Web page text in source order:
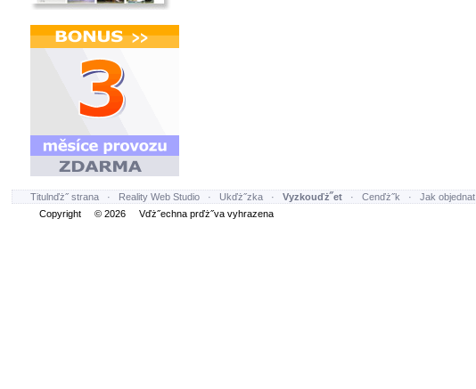
Titulnďż˝ strana · Reality Web Studio · Ukďż˝zka · Vyzkouďż˝et · Cenďż˝k · Jak objednat
Copyright © 2026 Vďż˝echna prďż˝va vyhrazena